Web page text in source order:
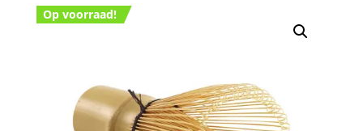
Op voorraad!